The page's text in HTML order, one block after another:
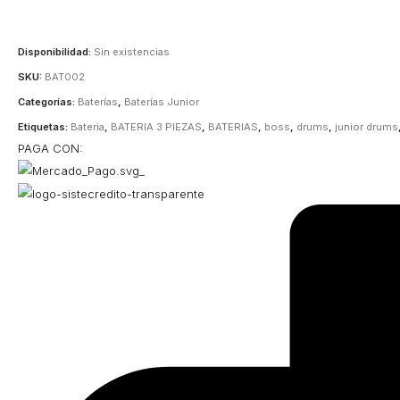
Disponibilidad: Sin existencias
SKU: BAT002
Categorías: Baterías
Baterías Junior
Etiquetas: Bateria BATERIA 3 PIEZAS BATERIAS boss drums junior drums
PAGA CON: